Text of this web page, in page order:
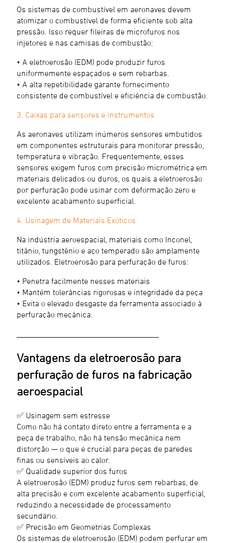
Os sistemas de combustível em aeronaves devem
atomizar o combustível de forma eficiente sob alta
pressão. Isso requer fileiras de microfuros nos
injetores e nas camisas de combustão:
• A eletroerosão (EDM) pode produzir furos
uniformemente espaçados e sem rebarbas.
• A alta repetibilidade garante fornecimento
consistente de combustível e eficiência de combustão.
3. Caixas para sensores e instrumentos
As aeronaves utilizam inúmeros sensores embutidos
em componentes estruturais para monitorar pressão,
temperatura e vibração. Frequentemente, esses
sensores exigem furos com precisão micrométrica em
materiais delicados ou duros, os quais a eletroerosão
por perfuração pode usinar com deformação zero e
excelente acabamento superficial.
4. Usinagem de Materiais Exóticos
Na indústria aeroespacial, materiais como Inconel,
titânio, tungstênio e aço temperado são amplamente
utilizados. Eletroerosão para perfuração de furos:
• Penetra facilmente nesses materiais
• Mantém tolerâncias rigorosas e integridade da peça
• Evita o elevado desgaste da ferramenta associado à
perfuração mecânica.
Vantagens da eletroerosão para
perfuração de furos na fabricação
aeroespacial
✅ Usinagem sem estresse
Como não há contato direto entre a ferramenta e a
peça de trabalho, não há tensão mecânica nem
distorção — o que é crucial para peças de paredes
finas ou sensíveis ao calor.
✅ Qualidade superior dos furos
A eletroerosão (EDM) produz furos sem rebarbas, de
alta precisão e com excelente acabamento superficial,
reduzindo a necessidade de processamento
secundário.
✅ Precisão em Geometrias Complexas
Os sistemas de eletroerosão (EDM) podem perfurar em